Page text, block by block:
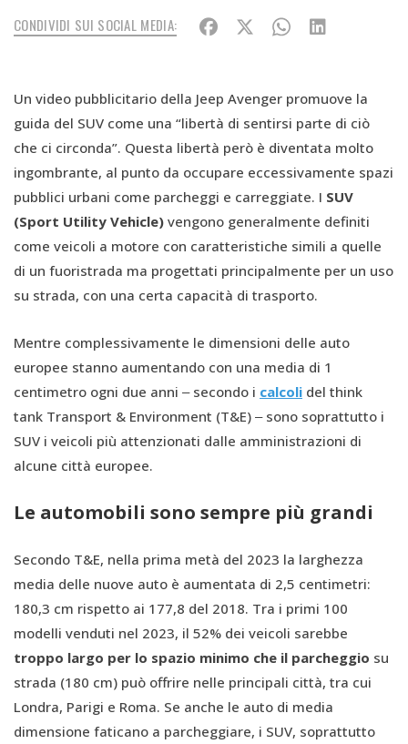
CONDIVIDI SUI SOCIAL MEDIA:
Un video pubblicitario della Jeep Avenger promuove la
guida del SUV come una “libertà di sentirsi parte di ciò
che ci circonda”. Questa libertà però è diventata molto
ingombrante, al punto da occupare eccessivamente spazi
pubblici urbani come parcheggi e carreggiate. I SUV
(Sport Utility Vehicle) vengono generalmente definiti
come veicoli a motore con caratteristiche simili a quelle
di un fuoristrada ma progettati principalmente per un uso
su strada, con una certa capacità di trasporto.
Mentre complessivamente le dimensioni delle auto
europee stanno aumentando con una media di 1
centimetro ogni due anni ‒ secondo i calcoli del think
tank Transport & Environment (T&E) ‒ sono soprattutto i
SUV i veicoli più attenzionati dalle amministrazioni di
alcune città europee.
Le automobili sono sempre più grandi
Secondo T&E, nella prima metà del 2023 la larghezza
media delle nuove auto è aumentata di 2,5 centimetri:
180,3 cm rispetto ai 177,8 del 2018. Tra i primi 100
modelli venduti nel 2023, il 52% dei veicoli sarebbe
troppo largo per lo spazio minimo che il parcheggio su
strada (180 cm) può offrire nelle principali città, tra cui
Londra, Parigi e Roma. Se anche le auto di media
dimensione faticano a parcheggiare, i SUV, soprattutto